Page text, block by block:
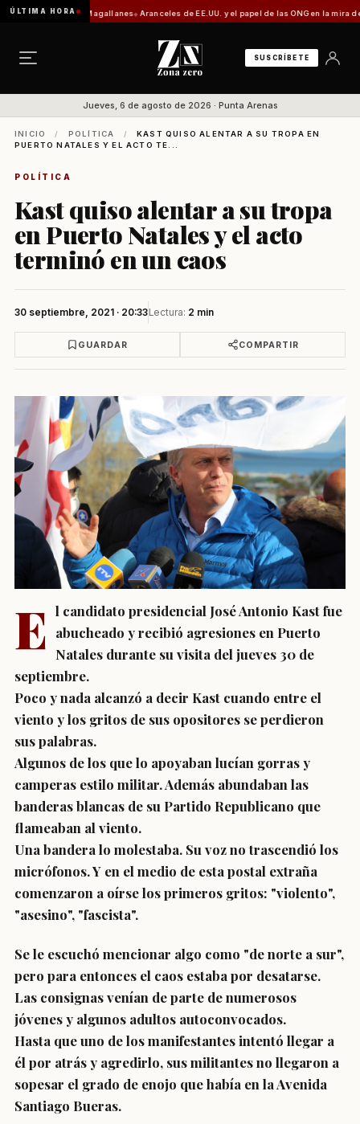
ÚLTIMA HORA
y Magallanes Aranceles de EE.UU. y el papel de las ONG en la mira de la Comisión
SUSCRÍBETE
Jueves, 6 de agosto de 2026 · Punta Arenas
INICIO / POLÍTICA /
KAST QUISO ALENTAR A SU TROPA EN
PUERTO NATALES Y EL ACTO TE...
POLÍTICA
Kast quiso alentar a su tropa
en Puerto Natales y el acto
terminó en un caos
30 septiembre, 2021 · 20:33Lectura: 2 min
GUARDAR COMPARTIR
E l candidato presidencial José Antonio Kast fue
abucheado y recibió agresiones en Puerto
Natales durante su visita del jueves 30 de
septiembre.
Poco y nada alcanzó a decir Kast cuando entre el
viento y los gritos de sus opositores se perdieron
sus palabras.
Algunos de los que lo apoyaban lucían gorras y
camperas estilo militar. Además abundaban las
banderas blancas de su Partido Republicano que
flameaban al viento.
Una bandera lo molestaba. Su voz no trascendió los
micrófonos. Y en el medio de esta postal extraña
comenzaron a oírse los primeros gritos: "violento",
"asesino", "fascista".
Se le escuchó mencionar algo como "de norte a sur",
pero para entonces el caos estaba por desatarse.
Las consignas venían de parte de numerosos
jóvenes y algunos adultos autoconvocados.
Hasta que uno de los manifestantes intentó llegar a
él por atrás y agredirlo, sus militantes no llegaron a
sopesar el grado de enojo que había en la Avenida
Santiago Bueras.